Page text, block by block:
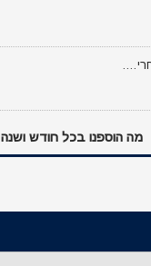
מה הוספנו בכל חודש ושנה